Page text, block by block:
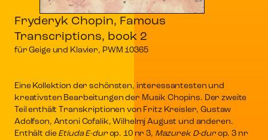
Fryderyk Chopin, Famous
Transcriptions, book 2
für Geige und Klavier, PWM 10365
Eine Kollektion der schönsten, interessantesten und
kreativsten Bearbeitungen der Musik Chopins. Der zweite
Teil enthält Transkriptionen von Fritz Kreisler, Gustaw
Adolfson, Antoni Cofalik, Wilhelmj August und anderen.
Enthält die Etiuda E-durop. 10 nr 3, Mazurek D-durop. 3 nr